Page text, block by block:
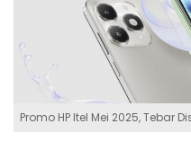
Promo HP Itel Mei 2025, Tebar